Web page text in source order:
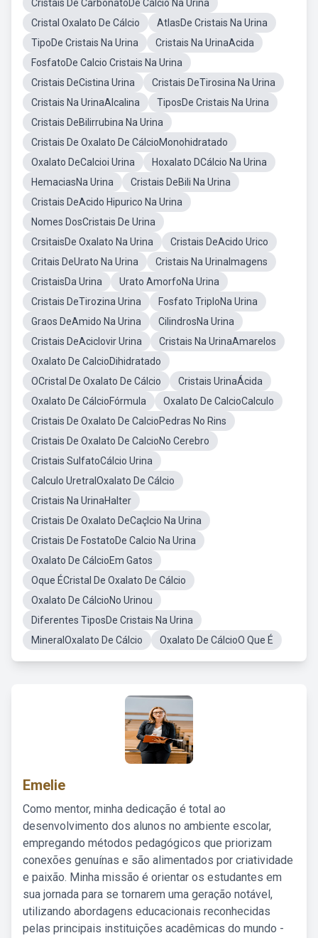
Cristais De CarbonatoDe Cálcio Na Urina
Cristal Oxalato De Cálcio
AtlasDe Cristais Na Urina
TipoDe Cristais Na Urina
Cristais Na UrinaAcida
FosfatoDe Calcio Cristais Na Urina
Cristais DeCistina Urina
Cristais DeTirosina Na Urina
Cristais Na UrinaAlcalina
TiposDe Cristais Na Urina
Cristais DeBilirrubina Na Urina
Cristais De Oxalato De CálcioMonohidratado
Oxalato DeCalcioi Urina
Hoxalato DCálcio Na Urina
HemaciasNa Urina
Cristais DeBili Na Urina
Cristais DeAcido Hipurico Na Urina
Nomes DosCristais De Urina
CrsitaisDe Oxalato Na Urina
Cristais DeAcido Urico
Critais DeUrato Na Urina
Cristais Na UrinaImagens
CristaisDa Urina
Urato AmorfoNa Urina
Cristais DeTirozina Urina
Fosfato TriploNa Urina
Graos DeAmido Na Urina
CilindrosNa Urina
Cristais DeAciclovir Urina
Cristais Na UrinaAmarelos
Oxalato De CalcioDihidratado
OCristal De Oxalato De Cálcio
Cristais UrinaÁcida
Oxalato De CálcioFórmula
Oxalato De CalcioCalculo
Cristais De Oxalato De CalcioPedras No Rins
Cristais De Oxalato De CalcioNo Cerebro
Cristais SulfatoCálcio Urina
Calculo UretralOxalato De Cálcio
Cristais Na UrinaHalter
Cristais De Oxalato DeCaçlcio Na Urina
Cristais De FostatoDe Calcio Na Urina
Oxalato De CálcioEm Gatos
Oque ÉCristal De Oxalato De Cálcio
Oxalato De CálcioNo Urinou
Diferentes TiposDe Cristais Na Urina
MineralOxalato De Cálcio
Oxalato De CálcioO Que É
Emelie
Como mentor, minha dedicação é total ao
desenvolvimento dos alunos no ambiente escolar,
empregando métodos pedagógicos que priorizam
conexões genuínas e são alimentados por criatividade
e paixão. Minha missão é orientar os estudantes em
sua jornada para se tornarem uma geração notável,
utilizando abordagens educacionais reconhecidas
pelas principais instituições acadêmicas do mundo -